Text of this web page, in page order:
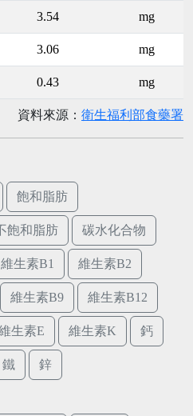
3.54 mg
3.06 mg
0.43 mg
資料來源： 衛生福利部食藥署
飽和脂肪
飽和脂肪 碳水化合物
維生素B1 維生素B2
維生素B9 維生素B12
生素E 維生素K 鈣
鐵 鋅